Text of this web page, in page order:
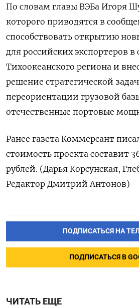
По словам главы ВЭБа Игоря
которого приводятся в
способствовать открытию
для российских экспортеров в
Тихоокеанского региона и
решение стратегической
переориентации грузовой
отечественные портовые
Ранее газета Коммерсант
стоимость проекта составит
рублей. (Дарья Корсунская,
Редактор Дмитрий Антонов)
ПОДПИСАТЬСЯ НА
ПОДПИСАТЬСЯ В
ЧИТАТЬ ЕЩЕ